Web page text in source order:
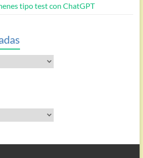
tipo test con ChatGPT